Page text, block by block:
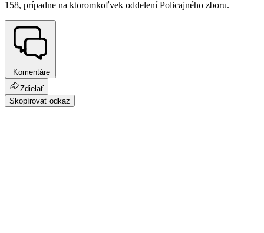
158, prípadne na ktoromkoľvek oddelení Policajného zboru.
Komentáre
Zdielať
Skopírovať odkaz